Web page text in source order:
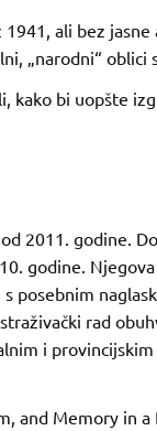
ali bez
„narodni“ oblici
kako bi uopšte
2011. godine.
godine.
posebnim
rad
i
and Memory in a